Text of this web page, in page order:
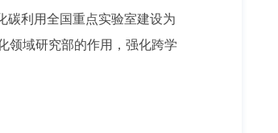
碳利用全国重点实验室建设为
领域研究部的作用，强化跨学